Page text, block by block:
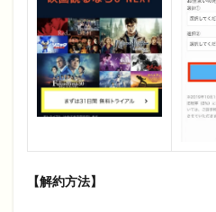
【解約方法】